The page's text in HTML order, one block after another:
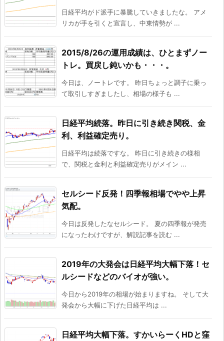
日経平均がド派手に暴騰していきましたな。 アメ
リカが手を引くと宣言し、中東情勢が ...
2015/8/26の運用成績は、ひとまずノー
トレ。買戻し鈍いかも・・・。
今日は、ノートレです。 昨日ちょっと調子に乗っ
て取引しすぎましたし、相場の様子も ...
日経平均続落。昨日に引き続き関税、金
利、利益確定売り。
日経平均は続落ですな。 昨日に引き続きの様相
で、関税と金利と利益確定売りがメイン ...
セルシード反発！四季報相場でやや上昇
気配。
今日は反発したなセルシード。 夏の四季報が発売
になったわけですが、解説記事を読む ...
2019年の大発会は日経平均大幅下落！セ
ルシードなどのバイオが強い。
今日から2019年の相場が始まりますね。 そして大
発会から大幅に下げた日経平均は ...
日経平均大幅下落。すかいらーくHDと窪